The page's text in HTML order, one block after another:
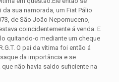
sua namorada, um Fiat Pálio
de São João Nepomuceno,
coincidentemente á venda. E
quitando-o mediante um cheque
O pai da vítima foi então á
da importância e se
não havia saldo suficiente na